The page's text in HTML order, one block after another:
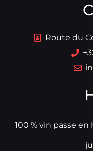
Route du
100 % vin passe en